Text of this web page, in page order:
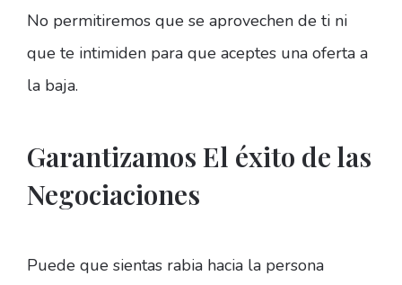
No permitiremos que se aprovechen de ti ni
que te intimiden para que aceptes una oferta a
la baja.
Garantizamos El éxito de las
Negociaciones
Puede que sientas rabia hacia la persona